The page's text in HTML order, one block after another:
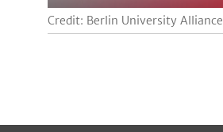
Credit: Berlin University Alliance